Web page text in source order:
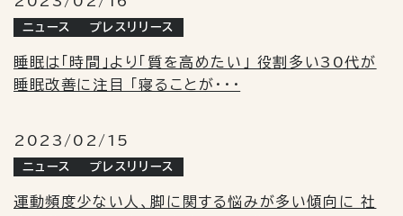
ニュース プレスリリース
睡眠は「時間」より「質を高めたい」 役割多い30代が
睡眠改善に注目 「寝ることが・・・
2023/02/15
ニュース プレスリリース
運動頻度少ない人、脚に関する悩みが多い傾向に 社